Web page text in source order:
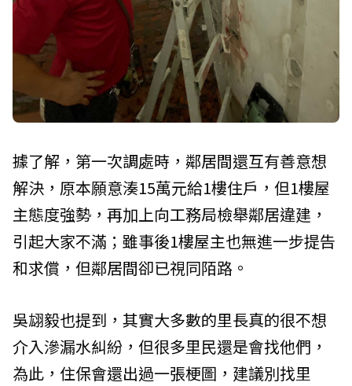
據了解，第一次調處時，鄰居間還互有善意想
解決，原本願意湊15萬元給1樓住戶，但1樓屋
主態度強勢，再加上向工務局檢舉鄰居違建，
引起大家不滿；雖事後1樓屋主也無進一步提告
和求償，但鄰居間卻已視同陌路。
吳翃毅也提到，其實大多數的里長真的很不想
介入滲漏水糾紛，但很多里民還是會找他們，
為此，住保會還出過一張梗圖，建議別找里